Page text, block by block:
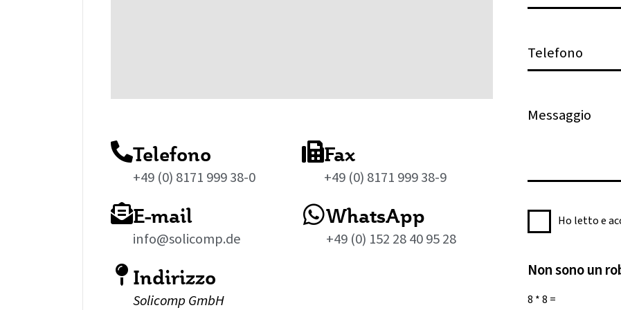
Telefono
+49 (0) 8171 999 38-0
Fax
+49 (0) 8171 999 38-9
E-mail
info@solicomp.de
WhatsApp
+49 (0) 152 28 40 95 28
Indirizzo
Solicomp GmbH
a
e
e
o
n
i
a
T
e
f
o
M
e
a
i
*
I
n
o
r
Ho letto e
Non sono un
8 *8 =